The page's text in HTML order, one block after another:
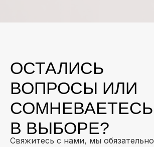
Свяжитесь с нами, мы обязательно
ОСТАЛИСЬ
ВОПРОСЫ ИЛИ
СОМНЕВАЕТЕСЬ
В ВЫБОРЕ?